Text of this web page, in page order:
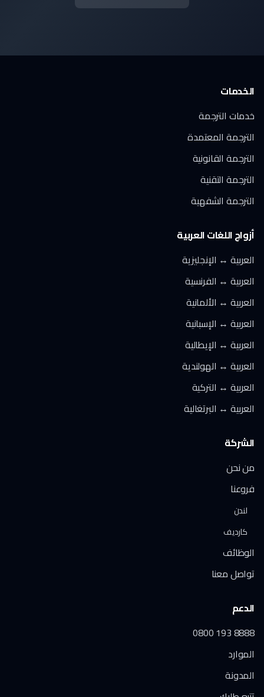
الخدمات
خدمات الترجمة
الترجمة المعتمدة
الترجمة القانونية
الترجمة التقنية
الترجمة الشفهية
أزواج اللغات العربية
العربية ↔ الإنجليزية
العربية ↔ الفرنسية
العربية ↔ الألمانية
العربية ↔ الإسبانية
العربية ↔ الإيطالية
العربية ↔ الهولندية
العربية ↔ التركية
العربية ↔ البرتغالية
الشركة
من نحن
فروعنا
لندن
كارديف
الوظائف
تواصل معنا
الدعم
0800 193 8888
الموارد
المدونة